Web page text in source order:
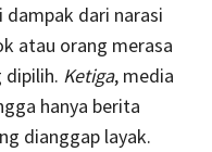
dampak dari narasi
atau orang merasa
dipilih. Ketiga, media
hanya berita
dianggap layak.